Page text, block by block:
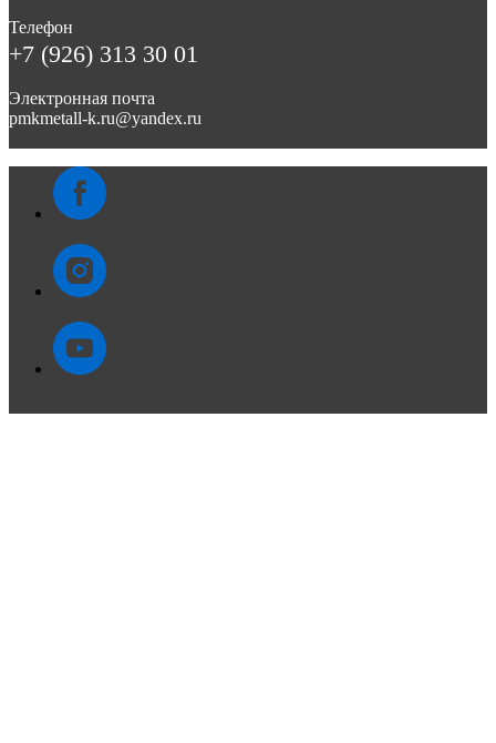
Телефон
+7 (926) 313 30 01
Электронная почта
pmkmetall-k.ru@yandex.ru